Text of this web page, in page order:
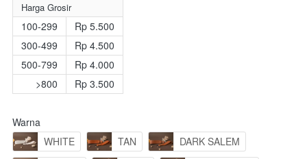
Harga Grosir
100-299
300-499
500-799
>800
Rp 5.500
Rp 4.500
Rp 4.000
Rp 3.500
Warna
WHITE
TAN
DARK SALEM